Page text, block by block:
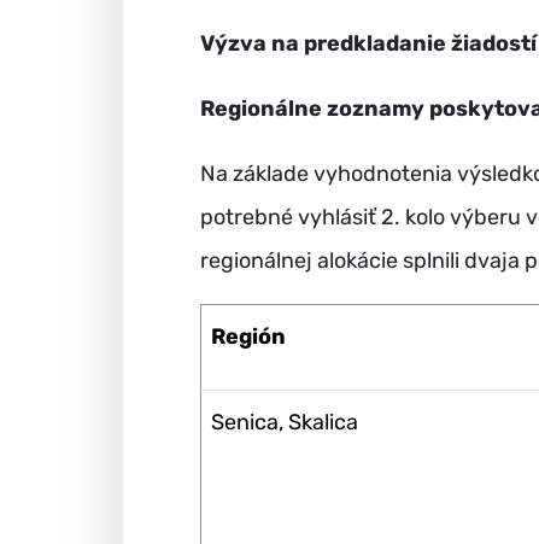
Výzva na predkladanie
Regionálne zoznamy
Na základe vyhodnotenia
potrebné vyhlásiť 2. kolo výberu
regionálnej alokácie splnili dvaja
Región
Senica, Skalica